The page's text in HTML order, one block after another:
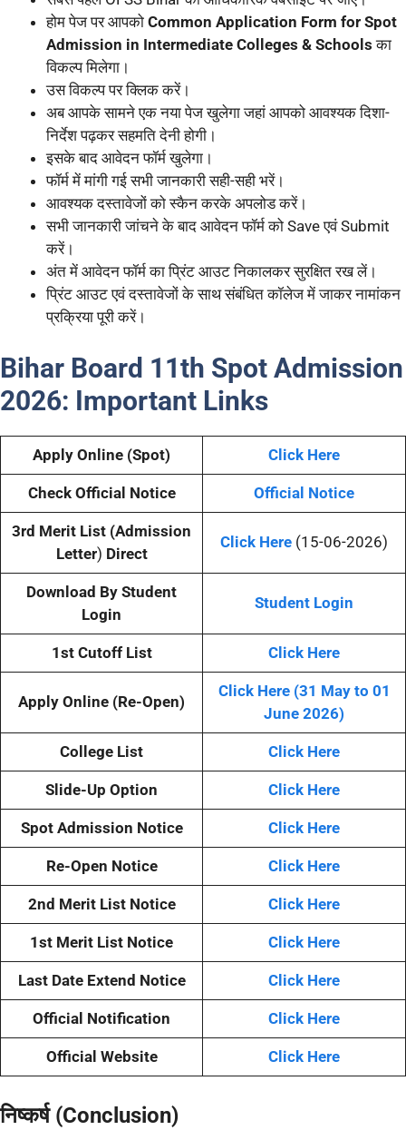
होम पेज पर आपको Common Application Form for Spot
Admission in Intermediate Colleges & Schools का
विकल्प मिलेगा।
उस विकल्प पर क्लिक करें।
अब आपके सामने एक नया पेज खुलेगा जहां आपको आवश्यक दिशा-
निर्देश पढ़कर सहमति देनी होगी।
इसके बाद आवेदन फॉर्म खुलेगा।
फॉर्म में मांगी गई सभी जानकारी सही-सही भरें।
आवश्यक दस्तावेजों को स्कैन करके अपलोड करें।
सभी जानकारी जांचने के बाद आवेदन फॉर्म को Save एवं Submit
करें।
अंत में आवेदन फॉर्म का प्रिंट आउट निकालकर सुरक्षित रख लें।
प्रिंट आउट एवं दस्तावेजों के साथ संबंधित कॉलेज में जाकर नामांकन
प्रक्रिया पूरी करें।
Bihar Board 11th Spot Admission
2026: Important Links
Apply Online (Spot) Click Here
Check Official Notice Official Notice
3rd Merit List (Admission
Letter) Direct
Click Here (15-06-2026)
Download By Student
Login
Student Login
1st Cutoff List Click Here
Apply Online (Re-Open)
Click Here (31 May to 01
June 2026)
College List Click Here
Slide-Up Option Click Here
Spot Admission Notice Click Here
Re-Open Notice Click Here
2nd Merit List Notice Click Here
1st Merit List Notice Click Here
Last Date Extend Notice Click Here
Official Notification Click Here
Official Website Click Here
निष्कर्ष (Conclusion)